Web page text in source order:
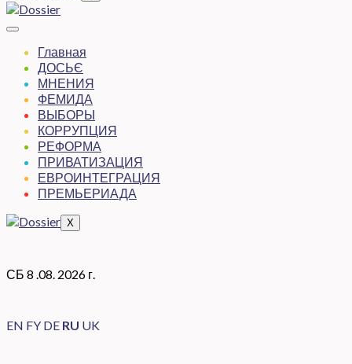
Главная
ДОСЬЄ
МНЕНИЯ
ФЕМИДА
ВЫБОРЫ
КОРРУПЦИЯ
РЕФОРМА
ПРИВАТИЗАЦИЯ
ЕВРОИНТЕГРАЦИЯ
ПРЕМЬЕРИАДА
X
СБ 8 .08. 2026 г.
EN FY DE RU UK